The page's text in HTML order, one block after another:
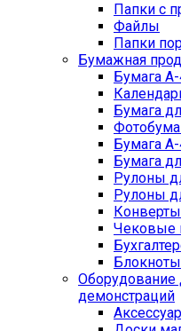
Папки с
Файлы
Папки
Бумажная
Бумага
Бумага
Бумага
Бумага
Рулоны
Рулоны
Конверты
Чековые
Блокноты
Оборудование
демонстраций